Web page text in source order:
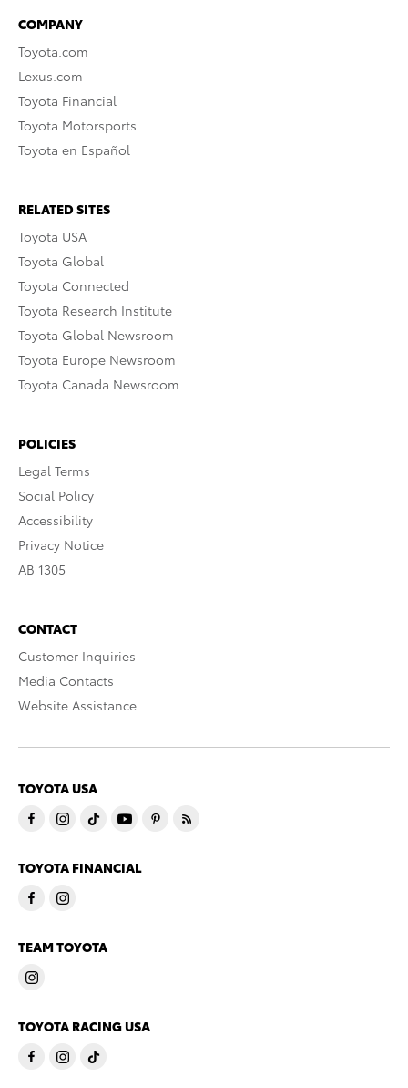
COMPANY
Toyota.com
Lexus.com
Toyota Financial
Toyota Motorsports
Toyota en Español
RELATED SITES
Toyota USA
Toyota Global
Toyota Connected
Toyota Research Institute
Toyota Global Newsroom
Toyota Europe Newsroom
Toyota Canada Newsroom
POLICIES
Legal Terms
Social Policy
Accessibility
Privacy Notice
AB 1305
CONTACT
Customer Inquiries
Media Contacts
Website Assistance
TOYOTA USA
TOYOTA FINANCIAL
TEAM TOYOTA
TOYOTA RACING USA